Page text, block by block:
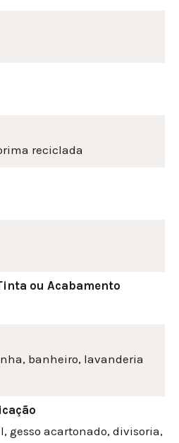
reciclada
ou Acabamento
banheiro, lavanderia
gesso acartonado, divisoria,